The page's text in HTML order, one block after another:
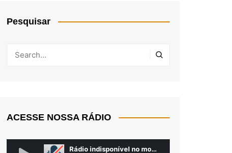
Pesquisar
ACESSE NOSSA RÁDIO